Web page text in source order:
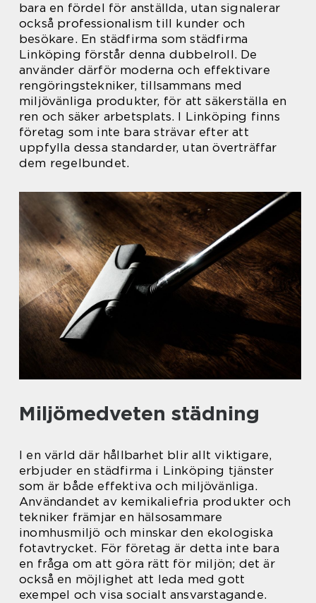
bara en fördel för anställda, utan signalerar
också professionalism till kunder och
besökare. En städfirma som städfirma
Linköping förstår denna dubbelroll. De
använder därför moderna och effektivare
rengöringstekniker, tillsammans med
miljövänliga produkter, för att säkerställa en
ren och säker arbetsplats. I Linköping finns
företag som inte bara strävar efter att
uppfylla dessa standarder, utan överträffar
dem regelbundet.
Miljömedveten städning
I en värld där hållbarhet blir allt viktigare,
erbjuder en städfirma i Linköping tjänster
som är både effektiva och miljövänliga.
Användandet av kemikaliefria produkter och
tekniker främjar en hälsosammare
inomhusmiljö och minskar den ekologiska
fotavtrycket. För företag är detta inte bara
en fråga om att göra rätt för miljön; det är
också en möjlighet att leda med gott
exempel och visa socialt ansvarstagande.